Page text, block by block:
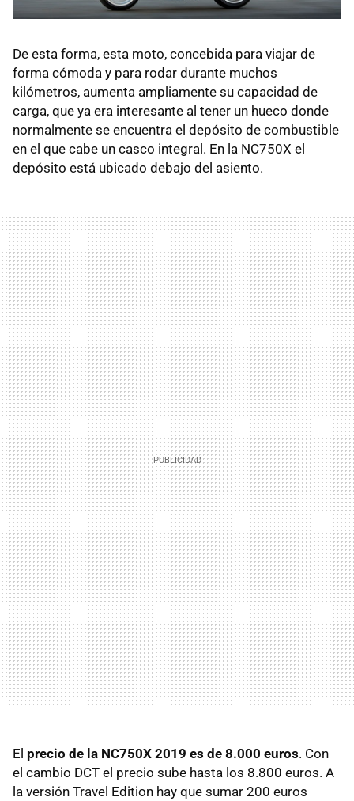
De esta forma, esta moto, concebida para viajar de
forma cómoda y para rodar durante muchos
kilómetros, aumenta ampliamente su capacidad de
carga, que ya era interesante al tener un hueco donde
normalmente se encuentra el depósito de combustible
en el que cabe un casco integral. En la NC750X el
depósito está ubicado debajo del asiento.
El precio de la NC750X 2019 es de 8.000 euros. Con
el cambio DCT el precio sube hasta los 8.800 euros. A
la versión Travel Edition hay que sumar 200 euros